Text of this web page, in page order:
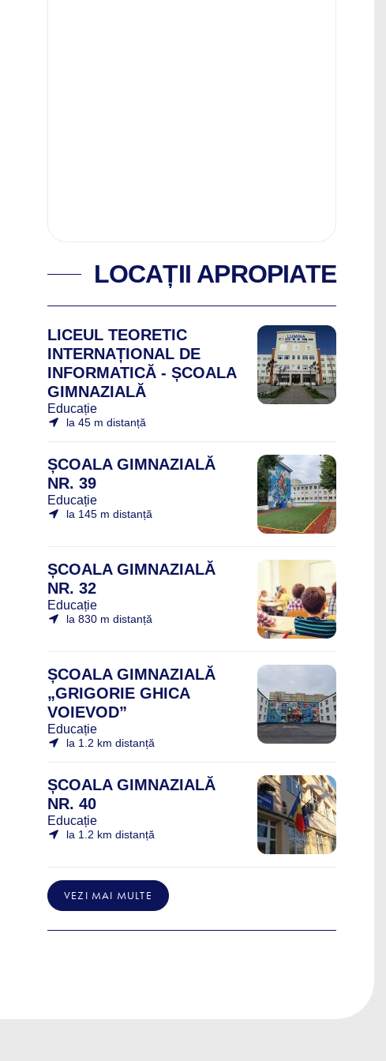
LOCAȚII APROPIATE
LICEUL TEORETIC
INTERNAȚIONAL DE
INFORMATICĂ - ȘCOALA
GIMNAZIALĂ
Educație
la 45 m distanță
ȘCOALA GIMNAZIALĂ
NR. 39
Educație
la 145 m distanță
ȘCOALA GIMNAZIALĂ
NR. 32
Educație
la 830 m distanță
ȘCOALA GIMNAZIALĂ
„GRIGORIE GHICA
VOIEVOD”
Educație
la 1.2 km distanță
ȘCOALA GIMNAZIALĂ
NR. 40
Educație
la 1.2 km distanță
VEZI MAI MULTE